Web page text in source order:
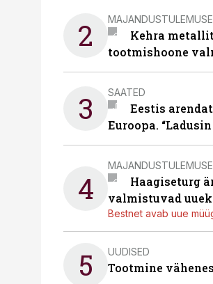
2
Kehra
tootmishoone
3 SAATED
Eestis
Euroopa.
4
Haagiseturg
valmistuvad
Bestnet avab uue
5 UUDISED
Tootmine